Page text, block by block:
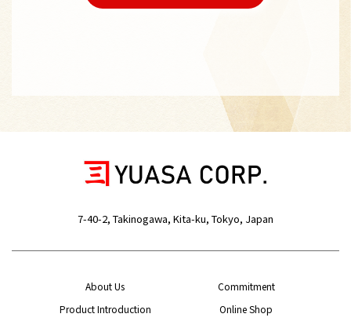
7-40-2, Takinogawa, Kita-ku, Tokyo, Japan
About Us
Commitment
Product Introduction
Online Shop